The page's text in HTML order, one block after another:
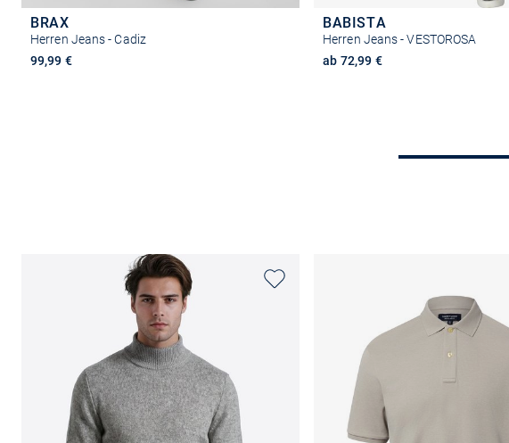
BRAX
Herren Jeans - Cadiz
99,99 €
BABISTA
Herren Jeans - VESTOROSA
ab 72,99 €
Größe auswählen